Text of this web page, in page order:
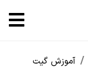
آموزش گیت